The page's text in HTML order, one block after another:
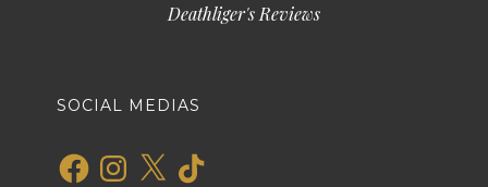
Deathliger's Reviews
SOCIAL MEDIAS
FacebookInstagram
X TikTok